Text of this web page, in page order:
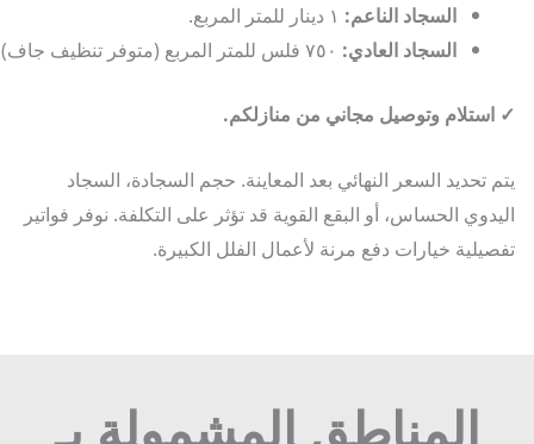
السجاد الناعم:١ دينار للمتر المربع.
السجاد العادي:٧٥٠ فلس للمتر المربع (متوفر تنظيف جاف).
وتوصيل مجاني من منازلكم.
تحديد السعر النهائي بعد المعاينة. حجم السجادة، السجاد
الحساس، أو البقع القوية قد تؤثر على التكلفة. نوفر فواتير
خيارات دفع مرنة لأعمال الفلل الكبيرة.
المناطق المشمولة بـ